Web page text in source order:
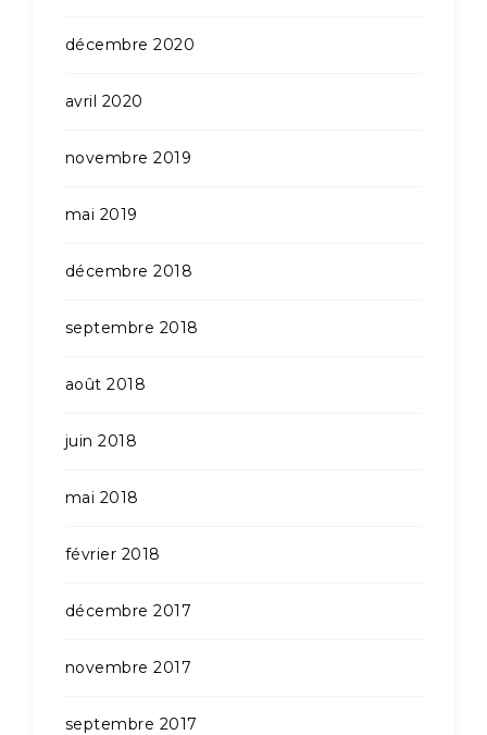
décembre 2020
avril 2020
novembre 2019
mai 2019
décembre 2018
septembre 2018
août 2018
juin 2018
mai 2018
février 2018
décembre 2017
novembre 2017
septembre 2017